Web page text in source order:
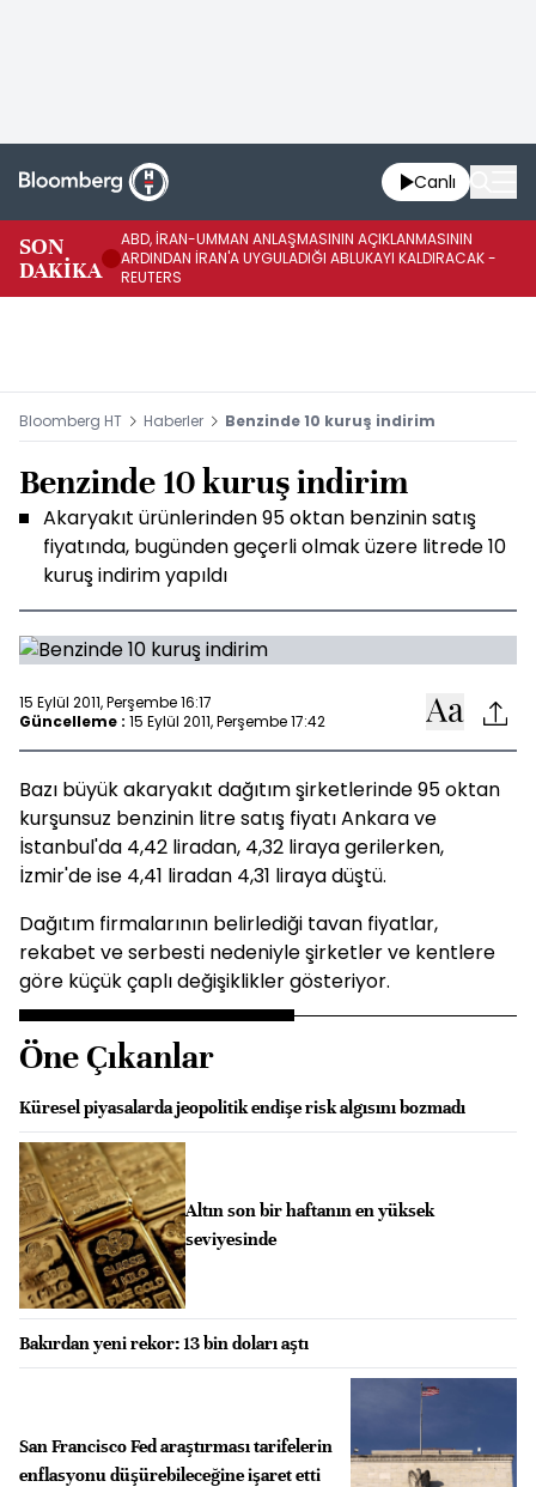
Canlı
SON
DAKİKA
ABD, İRAN-UMMAN ANLAŞMASININ AÇIKLANMASININ
ARDINDAN İRAN'A UYGULADIĞI ABLUKAYI KALDIRACAK -
REUTERS
Bloomberg HT Haberler Benzinde 10 kuruş indirim
Benzinde 10 kuruş indirim
Akaryakıt ürünlerinden 95 oktan benzinin satış
fiyatında, bugünden geçerli olmak üzere litrede 10
kuruş indirim yapıldı
15 Eylül 2011, Perşembe 16:17
Güncelleme : 15 Eylül 2011, Perşembe 17:42
Bazı büyük akaryakıt dağıtım şirketlerinde 95 oktan
kurşunsuz benzinin litre satış fiyatı Ankara ve
İstanbul'da 4,42 liradan, 4,32 liraya gerilerken,
İzmir'de ise 4,41 liradan 4,31 liraya düştü.
Dağıtım firmalarının belirlediği tavan fiyatlar,
rekabet ve serbesti nedeniyle şirketler ve kentlere
göre küçük çaplı değişiklikler gösteriyor.
Öne Çıkanlar
Küresel piyasalarda jeopolitik endişe risk algısını bozmadı
Altın son bir haftanın en yüksek
seviyesinde
Bakırdan yeni rekor: 13 bin doları aştı
San Francisco Fed araştırması tarifelerin
enflasyonu düşürebileceğine işaret etti